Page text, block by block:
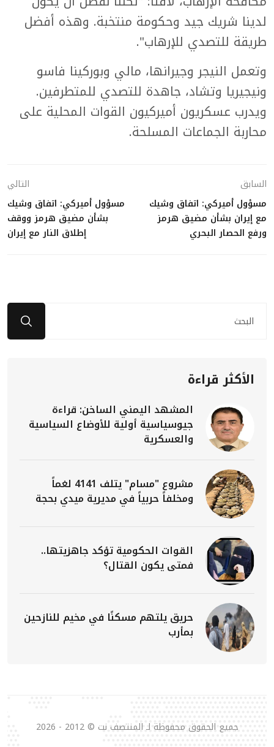
لدينا شريك جيد وحكومة منتخبة. وهذه أفضل
طريقة للتصدي للإرهاب".
وتعمل النيجر وجيرانها، مالي وبوركينا فاسو
ونيجيريا وتشاد، جاهدة للتصدي للمتطرفين.
ويدرب عسكريون أميركيون القوات المحلية على
محاربة الجماعات المسلحة.
السابق
مسؤول أميركي: اتفاق وشيك
مع إيران بشأن مضيق هرمز
ورفع الحصار البحري
التالي
مسؤول أميركي: اتفاق وشيك
بشأن مضيق هرمز ووقف
إطلاق النار مع إيران
الأكثر قراءة
المشهد اليمني الساخن: قراءة
جيوسياسية أولية للأوضاع السياسية
والعسكرية
مشروع "مسام" يتلف 4141 لغماً
ومخلفاً حربياً في مديرية ميدي بحجة
القوات الحكومية تؤكد جاهزيتها..
فمتى يكون القتال؟
حريق يلتهم مسكنًا في مخيم للنازحين
بمأرب
جميع الحقوق محفوظة لـ المنتصف نت © 2012 - 2026